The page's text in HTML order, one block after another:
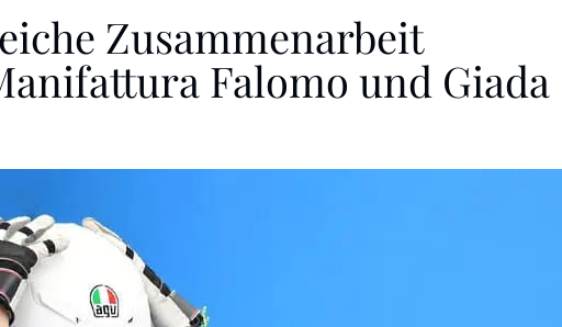
Zusammenarbeit
Falomo und Giada